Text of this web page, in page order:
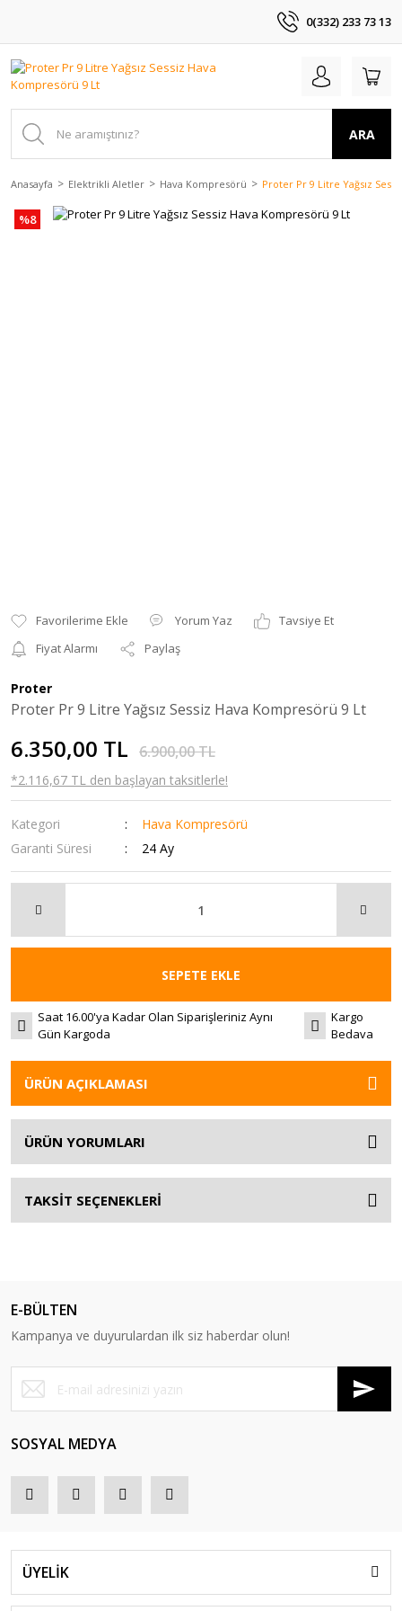
0(332) 233 73 13
ARA
Anasayfa Elektrikli Aletler Hava Kompresörü Proter Pr 9 Litre Yağsız
%8
Yorum Yaz
Tavsiye Et
Fiyat Alarmı
Paylaş
Proter
Proter Pr 9 Litre Yağsız Sessiz Hava Kompresörü 9 Lt
6.350,00 TL 6.900,00 TL
*2.116,67 TL den başlayan taksitlerle!
Kategori
Hava Kompresörü
Garanti Süresi
24 Ay
SEPETE EKLE
Saat 16.00'ya Kadar Olan Siparişleriniz Aynı
Gün Kargoda
Kargo
Bedava
ÜRÜN AÇIKLAMASI
ÜRÜN YORUMLARI
TAKSİT SEÇENEKLERİ
E-BÜLTEN
Kampanya ve duyurulardan ilk siz haberdar olun!
SOSYAL MEDYA
ÜYELİK